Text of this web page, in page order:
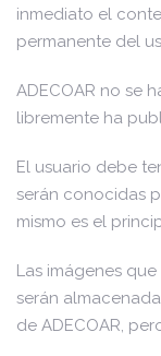
inmediato el
permanente del
ADECOAR no se
libremente ha
El usuario debe
serán conocidas
mismo es el
Las imágenes
serán
de ADECOAR,